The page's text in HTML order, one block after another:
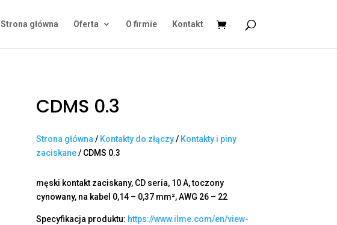
Strona główna Oferta O firmie Kontakt
CDMS 0.3
Strona główna / Kontakty do złączy/ Kontakty i piny
zaciskane/ CDMS 0.3
męski kontakt zaciskany, CD seria, 10 A, toczony
cynowany, na kabel 0,14 – 0,37 mm², AWG 26 – 22
Specyfikacja produktu: https://www.ilme.com/en/view-